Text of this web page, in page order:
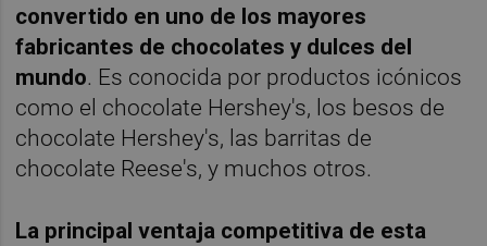
convertido en uno de los mayores
fabricantes de chocolates y dulces del
mundo. Es conocida por productos icónicos
como el chocolate Hershey's, los besos de
chocolate Hershey's, las barritas de
chocolate Reese's, y muchos otros.
La principal ventaja competitiva de esta